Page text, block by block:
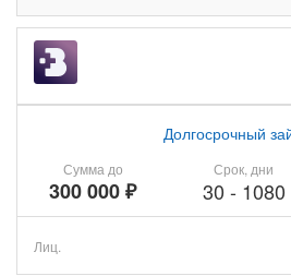
Сумма до
300 000 ₽
Долгосрочный
Срок, дни
30 - 1080
Лиц.